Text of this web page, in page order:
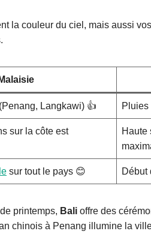
la couleur du ciel, mais aussi
Malaisie
Langkawi) 👍
sur la côte est
Haute
sur tout le pays 😊 Début
printemps, Bali offre des
chinois à Penang illumine la